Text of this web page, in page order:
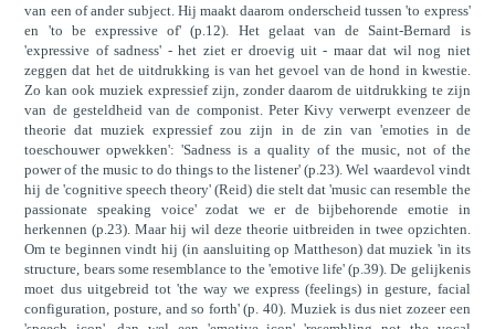
van een of ander subject. Hij maakt daarom onderscheid tussen 'to express'
en 'to be expressive of' (p.12). Het gelaat van de Saint-Bernard is
'expressive of sadness' - het ziet er droevig uit - maar dat wil nog niet
zeggen dat het de uitdrukking is van het gevoel van de hond in kwestie.
Zo kan ook muziek expressief zijn, zonder daarom de uitdrukking te zijn
van de gesteldheid van de componist. Peter Kivy verwerpt evenzeer de
theorie dat muziek expressief zou zijn in de zin van 'emoties in de
toeschouwer opwekken': 'Sadness is a quality of the music, not of the
power of the music to do things to the listener' (p.23). Wel waardevol vindt
hij de 'cognitive speech theory' (Reid) die stelt dat 'music can resemble the
passionate speaking voice' zodat we er de bijbehorende emotie in
herkennen (p.23). Maar hij wil deze theorie uitbreiden in twee opzichten.
Om te beginnen vindt hij (in aansluiting op Mattheson) dat muziek 'in its
structure, bears some resemblance to the 'emotive life' (p.39). De gelijkenis
moet dus uitgebreid tot 'the way we express (feelings) in gesture, facial
configuration, posture, and so forth' (p. 40). Muziek is dus niet zozeer een